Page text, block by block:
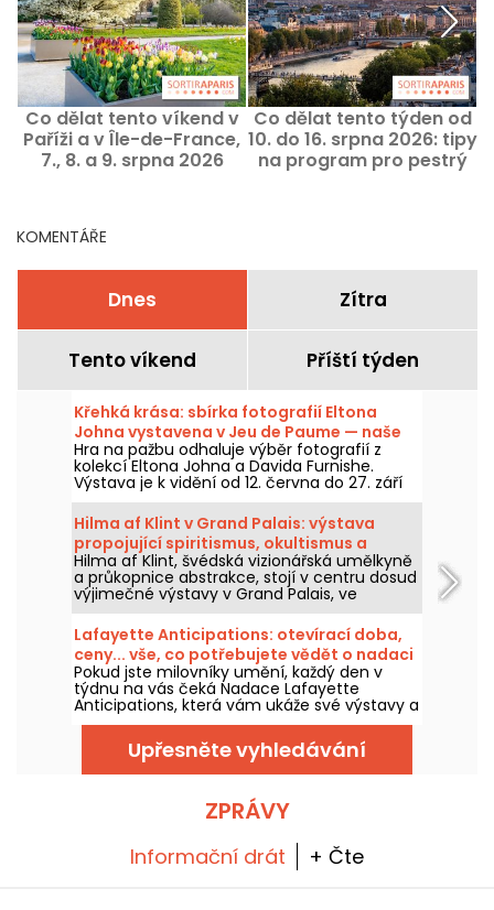
Co dělat tento víkend v
Paříži a v Île-de-France,
7., 8. a 9. srpna 2026
Co dělat tento týden od
10. do 16. srpna 2026: tipy
na program pro pestrý
KOMENTÁŘE
Dnes Zítra
Tento víkend Příští týden
Křehká krása: sbírka fotografií Eltona
Johna vystavena v Jeu de Paume — naše
fotografie
Hra na pažbu odhaluje výběr fotografií z
kolekcí Eltona Johna a Davida Furnishe.
Výstava je k vidění od 12. června do 27. září
2026.
Hilma af Klint v Grand Palais: výstava
propojující spiritismus, okultismus a
abstrakci
Hilma af Klint, švédská vizionářská umělkyně
a průkopnice abstrakce, stojí v centru dosud
výjimečné výstavy v Grand Palais, ve
spolupráci s Centre Pompidou, která probíhá
od 6. května do 30. srpna 2026. Její mystická
díla, inspirovaná spiritismem a okultními
tématy, se poprvé odhalují ve Francii v
rámci výstavní trasy, jež shromažďuje téměř
všechna díla z cyklu Malby chrámu, její
největší realizace.
Lafayette Anticipations: otevírací doba,
ceny... vše, co potřebujete vědět o nadaci
současného umění
Pokud jste milovníky umění, každý den v
týdnu na vás čeká Nadace Lafayette
Anticipations, která vám ukáže své výstavy a
prostory. Otevírací doba, ceny, praktické
informace... máme pro vás vše!
Upřesněte vyhledávání
ZPRÁVY
Informační drát + Čte